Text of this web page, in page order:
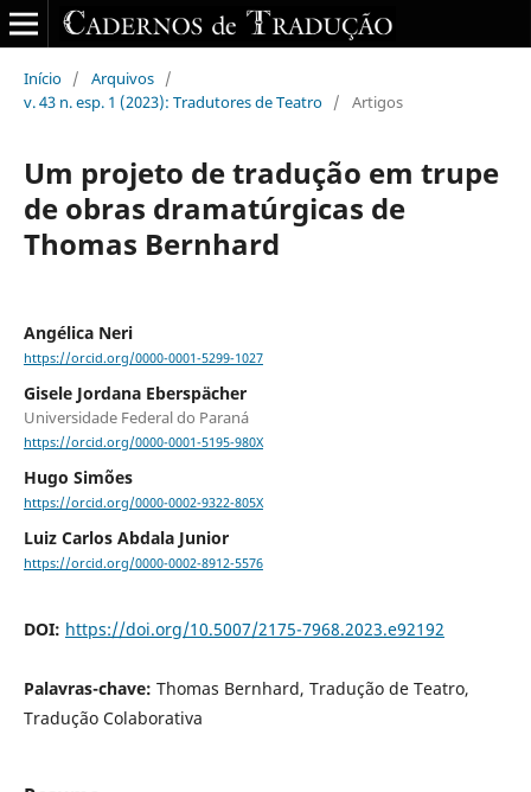
Início / Arquivos /
v. 43 n. esp. 1 (2023): Tradutores de Teatro / Artigos
Um projeto de tradução em trupe
de obras dramatúrgicas de
Thomas Bernhard
Angélica Neri
https://orcid.org/0000-0001-5299-1027
Gisele Jordana Eberspächer
Universidade Federal do Paraná
https://orcid.org/0000-0001-5195-980X
Hugo Simões
https://orcid.org/0000-0002-9322-805X
Luiz Carlos Abdala Junior
https://orcid.org/0000-0002-8912-5576
DOI: https://doi.org/10.5007/2175-7968.2023.e92192
Palavras-chave: Thomas Bernhard, Tradução de Teatro,
Tradução Colaborativa